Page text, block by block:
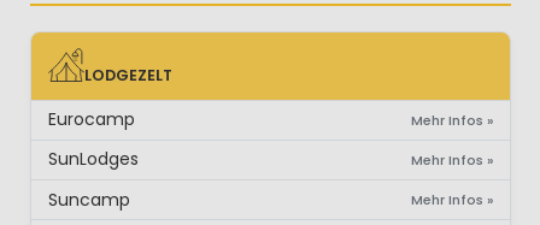
LODGEZELT
LODGEZELT
Eurocamp Mehr Infos »
SunLodges Mehr Infos »
Suncamp Mehr Infos »